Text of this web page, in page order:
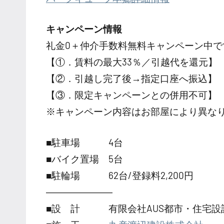
キャンペーン情報
礼金0 ＋仲介手数料無料キャンペーン中で
【①．賃料の最大33％／引越代を還元】
【②．引越し完了後→指定口座へ振込】
【③．限定キャンペーンとの併用不可】
※キャンペーン内容はお部屋により異なり
■駐車場 4台
■バイク置場 5台
■駐輪場 62台/登録料2,200円
―――――――
■設 計 有限会社AUS都市・住宅設